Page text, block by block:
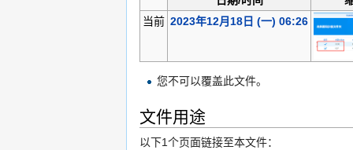
当前 2023年12月18日 (一) 06:26
您不可以覆盖此文件。
文件用途
以下1个页面链接至本文件：